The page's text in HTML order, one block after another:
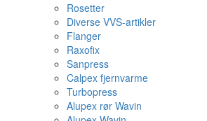
Rosetter
Diverse VVS-artikler
Flanger
Raxofix
Sanpress
Calpex fjernvarme
Turbopress
Alupex rør Wavin